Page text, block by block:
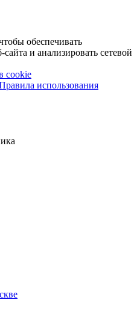
обеспечивать
и анализировать сетевой
cookie
использования